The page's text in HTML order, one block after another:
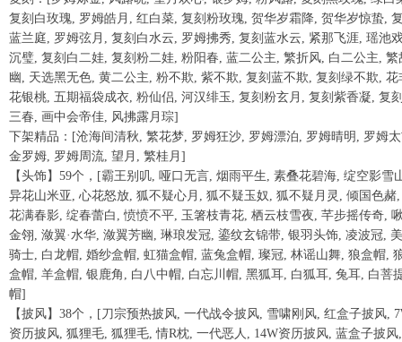
复刻白玫瑰, 罗姆皓月, 红白菜, 复刻粉玫瑰, 贺华岁霜降, 贺华岁惊蛰,
蓝兰庭, 罗姆弦月, 复刻白水云, 罗姆拂秀, 复刻蓝水云, 紧那飞涯, 瑶池
沉璧, 复刻白二娃, 复刻粉二娃, 粉阳春, 蓝二公主, 繁折风, 白二公主, 繁
幽, 天选黑无色, 黄二公主, 粉不欺, 紫不欺, 复刻蓝不欺, 复刻绿不欺, 花
花银桃, 五期福袋成衣, 粉仙侣, 河汉绯玉, 复刻粉玄月, 复刻紫香凝, 复
三春, 画中会帝佳, 风拂露月琮]
下架精品：[沧海间清秋, 繁花梦, 罗姆狂沙, 罗姆漂泊, 罗姆晴明, 罗姆
金罗姆, 罗姆周流, 望月, 繁桂月]
【头饰】59个，[霸王别叽, 哑口无言, 烟雨平生, 素叠花碧海, 绽空影雪
异花山米亚, 心花怒放, 狐不疑心月, 狐不疑玉奴, 狐不疑月灵, 倾国色赭
花满春影, 绽春蕾白, 愤愤不平, 玉箸枝青花, 栖云枝雪夜, 芊步摇传奇,
金翎, 潋翼·水华, 潋翼芳幽, 琳琅发冠, 鎏纹玄锦带, 银羽头饰, 凌波冠,
骑士, 白龙帽, 婚纱盒帽, 虹猫盒帽, 蓝兔盒帽, 璨冠, 林谣山舞, 狼盒帽,
盒帽, 羊盒帽, 银鹿角, 白八中帽, 白忘川帽, 黑狐耳, 白狐耳, 兔耳, 白菩
帽]
【披风】38个，[刀宗预热披风, 一代战令披风, 雪啸刚风, 红盒子披风,
资历披风, 狐狸毛, 狐狸毛, 情R枕, 一代恶人, 14W资历披风, 蓝盒子披风,